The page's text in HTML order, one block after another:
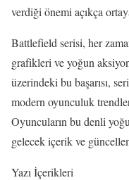
verdiği önemi açıkça
Battlefield serisi, her
grafikleri ve yoğun
üzerindeki bu başarısı,
modern oyunculuk
Oyuncuların bu denli
gelecek içerik ve
Yazı İçerikleri